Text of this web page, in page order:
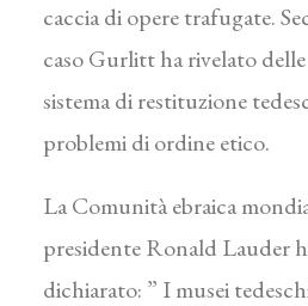
caccia di opere trafugate.
caso Gurlitt ha rivelato
sistema di restituzione
problemi di ordine etico.
La Comunità ebraica
presidente Ronald Lauder
dichiarato: ” I musei